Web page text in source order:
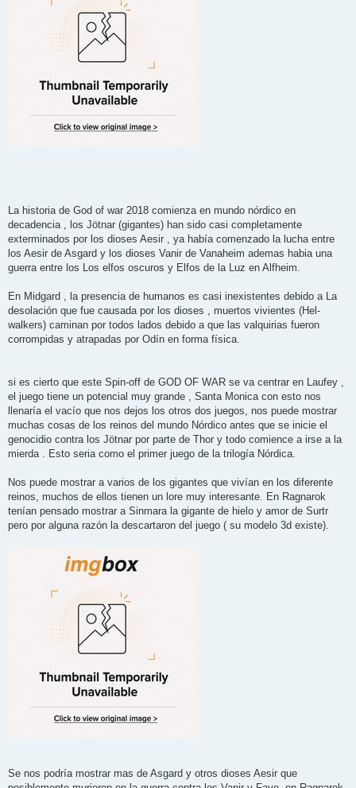
La historia de God of war 2018 comienza en mundo nórdico en
decadencia , los Jötnar (gigantes) han sido casi completamente
exterminados por los dioses Aesir , ya había comenzado la lucha entre
los Aesir de Asgard y los dioses Vanir de Vanaheim ademas habia una
guerra entre los Los elfos oscuros y Elfos de la Luz en Alfheim.
En Midgard , la presencia de humanos es casi inexistentes debido a La
desolación que fue causada por los dioses , muertos vivientes (Hel-
walkers) caminan por todos lados debido a que las valquirias fueron
corrompidas y atrapadas por Odín en forma física.
si es cierto que este Spin-off de GOD OF WAR se va centrar en Laufey ,
el juego tiene un potencial muy grande , Santa Monica con esto nos
llenaría el vacío que nos dejos los otros dos juegos, nos puede mostrar
muchas cosas de los reinos del mundo Nórdico antes que se inicie el
genocidio contra los Jötnar por parte de Thor y todo comience a irse a la
mierda . Esto seria como el primer juego de la trilogía Nórdica.
Nos puede mostrar a varios de los gigantes que vivían en los diferente
reinos, muchos de ellos tienen un lore muy interesante. En Ragnarok
tenían pensado mostrar a Sinmara la gigante de hielo y amor de Surtr
pero por alguna razón la descartaron del juego ( su modelo 3d existe).
Se nos podría mostrar mas de Asgard y otros dioses Aesir que